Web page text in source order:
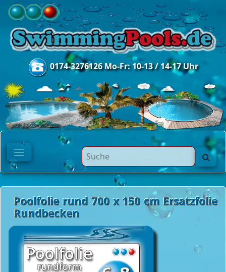
0174-3276126 Mo-Fr: 10-13 / 14-17 Uhr
Poolfolie rund 700 x 150 cm Ersatzfolie
Rundbecken